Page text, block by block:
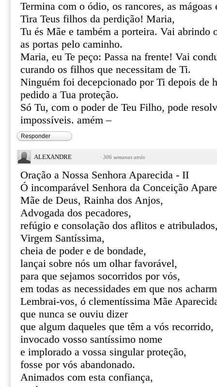
Termina com o ódio, os rancores, as mágoas
Tira Teus filhos da perdição! Maria,
Tu és Mãe e também a porteira. Vai abrindo
as portas pelo caminho.
Maria, eu Te peço: Passa na frente! Vai
curando os filhos que necessitam de Ti.
Ninguém foi decepcionado por Ti depois de
pedido a Tua proteção.
Só Tu, com o poder de Teu Filho, pode
impossíveis. amém –
Responder
ALEXANDRE · 306 semanas atrás
Oração a Nossa Senhora Aparecida - II
Ó incomparável Senhora da Conceição
Mãe de Deus, Rainha dos Anjos,
Advogada dos pecadores,
refúgio e consolação dos aflitos e
Virgem Santíssima,
cheia de poder e de bondade,
lançai sobre nós um olhar favorável,
para que sejamos socorridos por vós,
em todas as necessidades em que nos
Lembrai-vos, ó clementíssima Mãe
que nunca se ouviu dizer
que algum daqueles que têm a vós recorrido,
invocado vosso santíssimo nome
e implorado a vossa singular proteção,
fosse por vós abandonado.
Animados com esta confiança,